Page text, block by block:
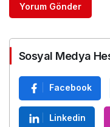
Yorum Gönder
Sosyal Medya
Facebook
Linkedin